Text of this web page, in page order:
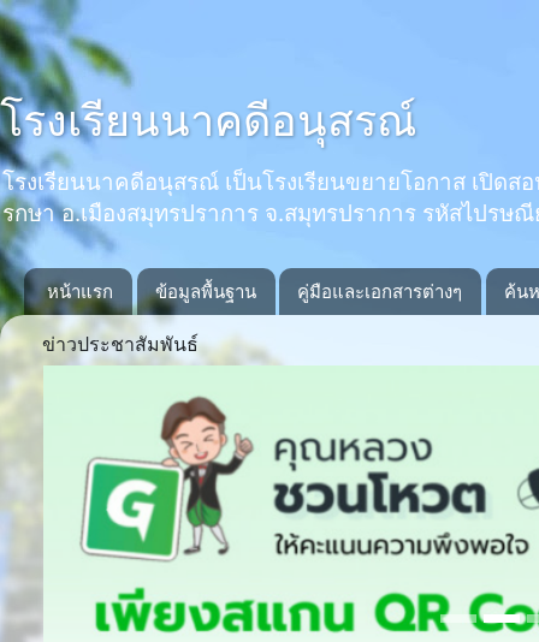
โรงเรียนนาคดีอนุสรณ์
โรงเรียนนาคดีอนุสรณ์ เป็นโรงเรียนขยายโอกาส เปิ
รกษา อ.เมืองสมุทรปราการ จ.สมุทรปราการ รหัสไปรษ
หน้าแรก ข้อมูลพื้นฐาน คู่มือและเอกสารต่างๆ ค้น
ข่าวประชาสัมพันธ์
Previous